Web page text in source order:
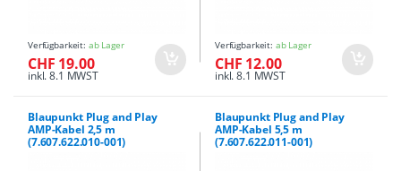
Verfügbarkeit: ab Lager
CHF 19.00
inkl. 8.1 MWST
Verfügbarkeit: ab Lager
CHF 12.00
inkl. 8.1 MWST
Blaupunkt Plug and Play
AMP-Kabel 2,5 m
(7.607.622.010-001)
Blaupunkt Plug and Play
AMP-Kabel 5,5 m
(7.607.622.011-001)